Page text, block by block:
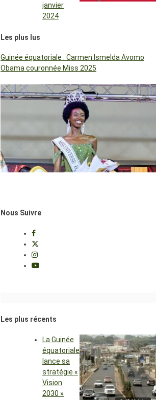
janvier
2024
Les plus lus
Guinée équatoriale : Carmen Ismelda Avomo
Obama couronnée Miss 2025
Nous Suivre
Les plus récents
La Guinée
équatoriale
lance sa
stratégie «
Vision
2030 »